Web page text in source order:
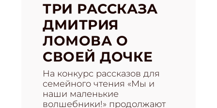
ТРИ РАССКАЗА
ДМИТРИЯ
ЛОМОВА О
СВОЕЙ ДОЧКЕ
На конкурс рассказов для
семейного чтения «Мы и
наши маленькие
волшебники!» продолжают